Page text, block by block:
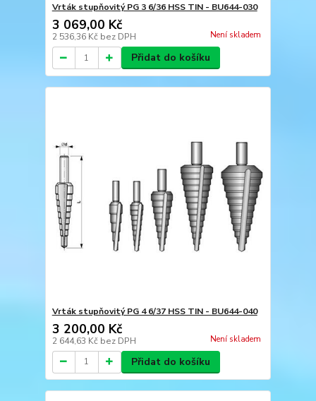
Vrták stupňovitý PG 3 6/36 HSS TIN - BU644-030
3 069,00 Kč
2 536,36 Kč bez DPH Není skladem
Přidat do košíku
Vrták stupňovitý PG 4 6/37 HSS TIN - BU644-040
3 200,00 Kč
2 644,63 Kč bez DPH Není skladem
Přidat do košíku